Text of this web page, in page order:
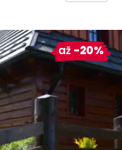
až -20%